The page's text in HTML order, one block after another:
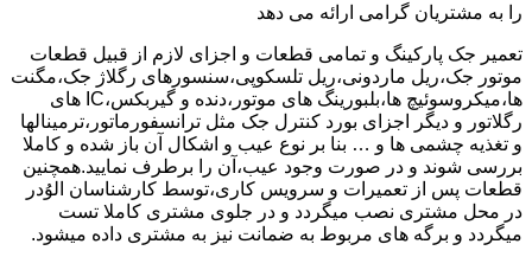
را به مشتریان گرامی ارائه می دهد
تعمیر جک پارکینگ و تمامی قطعات و اجزای لازم از قبیل قطعات
موتور جک،ریل ماردونی،ریل تلسکوپی،سنسورهای رگلاژ جک،مگنت
ها،میکروسوئیچ ها،بلبورینگ های موتور،دنده و گیربکس،IC های
رگلاتور و دیگر اجزای بورد کنترل جک مثل ترانسفورماتور،ترمینالها
و تغذیه چشمی ها و … بنا بر نوع عیب و اشکال آن باز شده و کاملا
بررسی شوند و در صورت وجود عیب،آن را برطرف نمایید.همچنین
قطعات پس از تعمیرات و سرویس کاری،توسط کارشناسان الوُدر
در محل مشتری نصب میگردد و در جلوی مشتری کاملا تست
میگردد و برگه های مربوط به ضمانت نیز به مشتری داده میشود.